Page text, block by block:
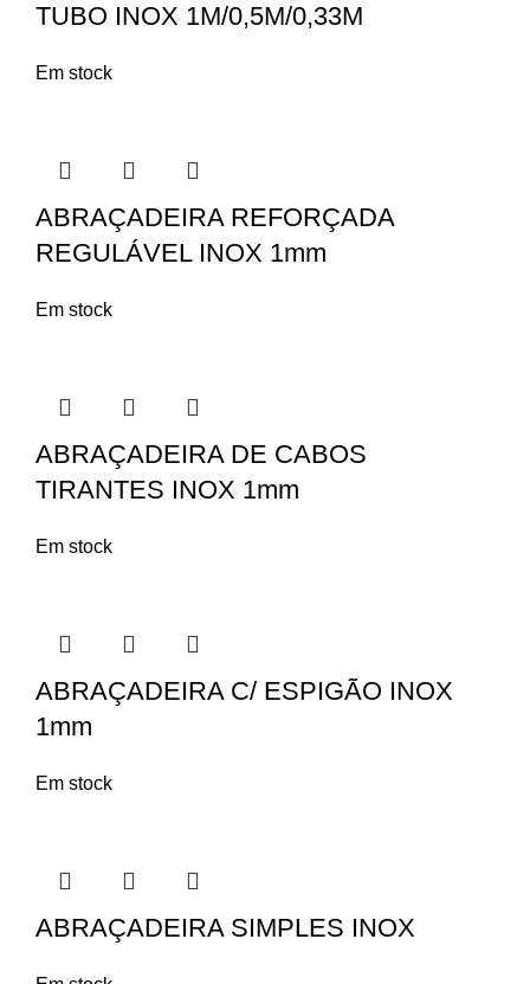
TUBO INOX 1M/0,5M/0,33M
Em stock
ABRAÇADEIRA REFORÇADA
REGULÁVEL INOX 1mm
Em stock
ABRAÇADEIRA DE CABOS
TIRANTES INOX 1mm
Em stock
ABRAÇADEIRA C/ ESPIGÃO INOX
1mm
Em stock
ABRAÇADEIRA SIMPLES INOX